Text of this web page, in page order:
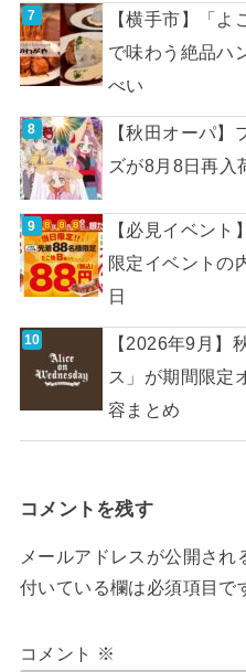
【横手市】「
で味わう絶品ハ
べい
【秋田オーパ】
ズが8月8日再入
【必見イベント
限定イベントの
日
【2026年9月】
ス」が期間限定
容まとめ
コメントを残す
メールアドレスが公開され
付いている欄は必須項目で
コメント ※